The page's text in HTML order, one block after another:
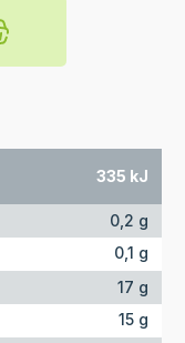
335 kJ
0,2 g
0,1 g
17 g
15 g